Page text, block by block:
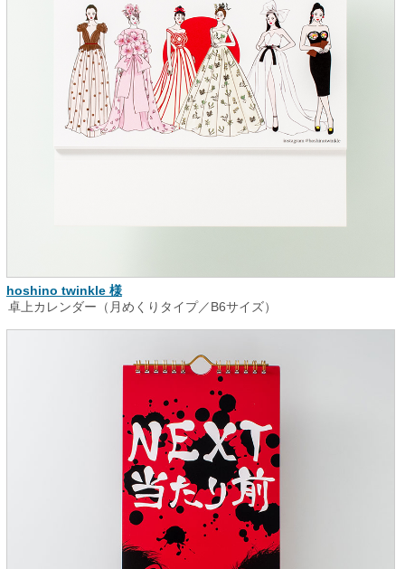
hoshino twinkle 様
卓上カレンダー（月めくりタイプ／B6サイズ）